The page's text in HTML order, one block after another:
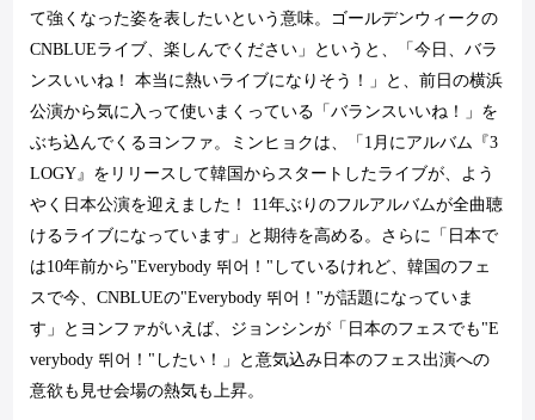
て強くなった姿を表したいという意味。ゴールデンウィークの
CNBLUEライブ、楽しんでください」というと、「今日、バラ
ンスいいね！ 本当に熱いライブになりそう！」と、前日の横浜
公演から気に入って使いまくっている「バランスいいね！」を
ぶち込んでくるヨンファ。ミンヒョクは、「 1 月にアルバム『3
LOGY』をリリースして韓国からスタートしたライブが、よう
やく日本公演を迎えました！
11年ぶりのフルアルバムが全曲聴
けるライブになっています」と期待を高める。さらに「日本で
は10年前から"Everybody 뛰어！"しているけれど、韓国のフェ
スで今、CNBLUEの"Everybody 뛰어！"が話題になっていま
す」とヨンファがいえば、ジョンシンが「日本のフェスでも"E
verybody 뛰어！"したい！」と意気込み日本のフェス出演への
意欲も見せ会場の熱気も上昇。